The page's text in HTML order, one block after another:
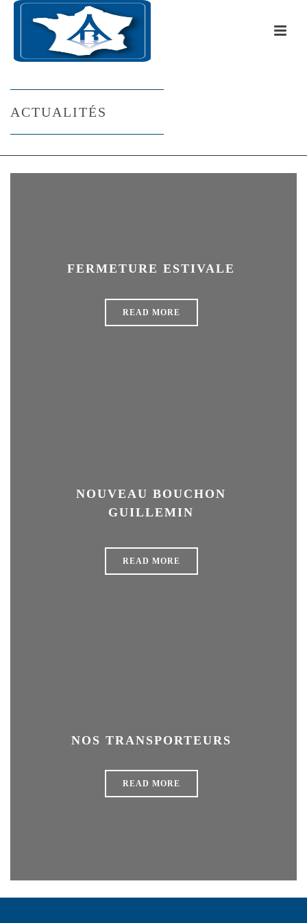
ACTUALITÉS
FERMETURE ESTIVALE
READ MORE
NOUVEAU BOUCHON
GUILLEMIN
READ MORE
NOS TRANSPORTEURS
READ MORE